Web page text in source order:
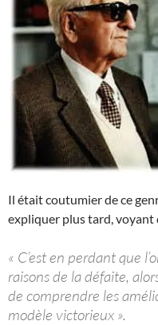
Il était coutumier de ce
expliquer plus tard, voyant
« C’est en perdant que
raisons de la défaite,
de comprendre les
modèle victorieux ».